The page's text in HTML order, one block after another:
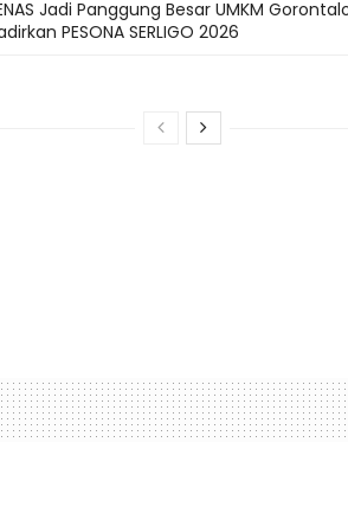
Jadi Panggung Besar UMKM
PESONA SERLIGO 2026